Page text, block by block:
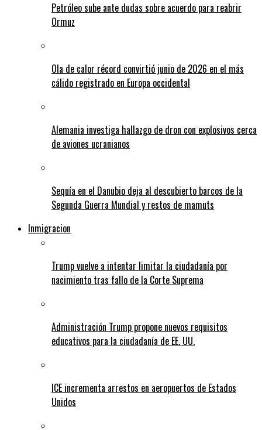
Petróleo sube ante dudas sobre acuerdo para reabrir
Ormuz
Ola de calor récord convirtió junio de 2026 en el más
cálido registrado en Europa occidental
Alemania investiga hallazgo de dron con explosivos cerca
de aviones ucranianos
Sequía en el Danubio deja al descubierto barcos de la
Segunda Guerra Mundial y restos de mamuts
Inmigracion
Trump vuelve a intentar limitar la ciudadanía por
nacimiento tras fallo de la Corte Suprema
Administración Trump propone nuevos requisitos
educativos para la ciudadanía de EE. UU.
ICE incrementa arrestos en aeropuertos de Estados
Unidos